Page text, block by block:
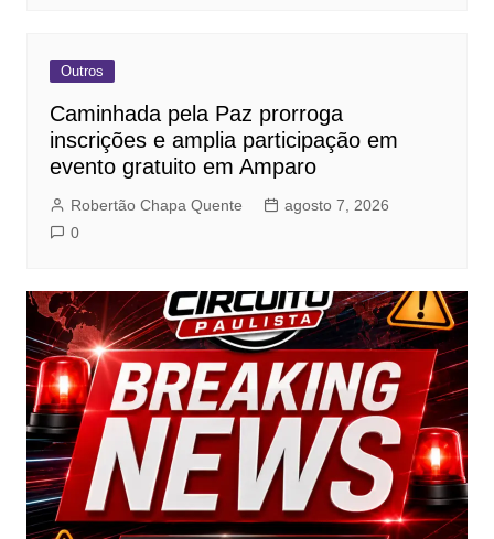
Outros
Caminhada pela Paz prorroga
inscrições e amplia participação em
evento gratuito em Amparo
Robertão Chapa Quente
agosto 7, 2026
0